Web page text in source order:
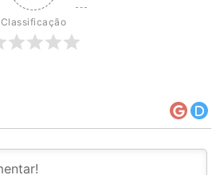
Classificação